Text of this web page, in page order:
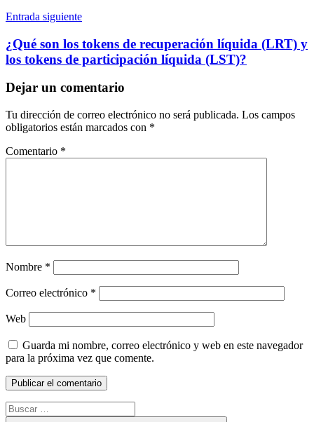
Entrada siguiente
¿Qué son los tokens de recuperación líquida (LRT) y
los tokens de participación líquida (LST)?
Dejar un comentario
Tu dirección de correo electrónico no será publicada. Los campos
obligatorios están marcados con *
Comentario *
Nombre *
Correo electrónico *
Web
Guarda mi nombre, correo electrónico y web en este navegador
para la próxima vez que comente.
Buscar: